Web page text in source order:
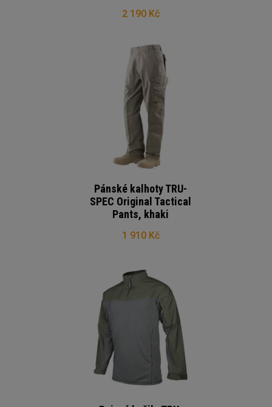
2 190 Kč
Pánské kalhoty TRU-
SPEC Original Tactical
Pants, khaki
1 910 Kč